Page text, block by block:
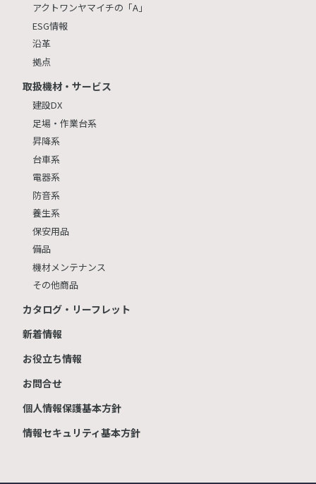
アクトワンヤマイチの「A」
ESG情報
沿革
拠点
取扱機材・サービス
建設DX
足場・作業台系
昇降系
台車系
電器系
防音系
養生系
保安用品
備品
機材メンテナンス
その他商品
カタログ・リーフレット
新着情報
お役立ち情報
お問合せ
個人情報保護基本方針
情報セキュリティ基本方針